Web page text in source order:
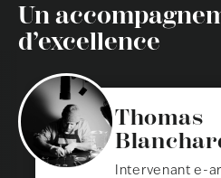
Un
d’excellence
Thomas
Intervenant e-